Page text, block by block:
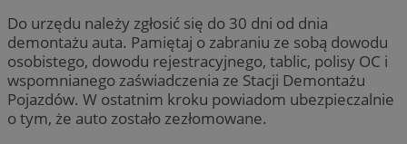
Do urzędu należy zgłosić się do 30 dni od dnia
demontażu auta. Pamiętaj o zabraniu ze sobą dowodu
osobistego, dowodu rejestracyjnego, tablic, polisy OC i
wspomnianego zaświadczenia ze Stacji Demontażu
Pojazdów. W ostatnim kroku powiadom ubezpieczalnie
o tym, że auto zostało zezłomowane.